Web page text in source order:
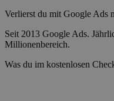
Verlierst du mit Google Ads
Seit 2013 Google Ads.
Millionenbereich.
Was du im kostenlosen